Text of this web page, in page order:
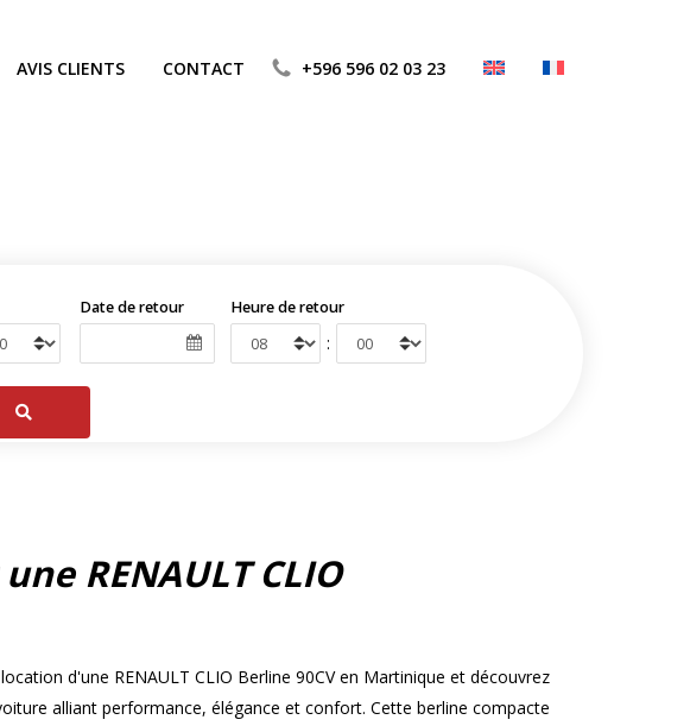
AVIS CLIENTS CONTACT +596 596 02 03 23
Date de retour Heure de retour
:
RENAULT CLIO
d'une RENAULT CLIO Berline 90CV en Martinique et découvrez
alliant performance, élégance et confort. Cette berline compacte